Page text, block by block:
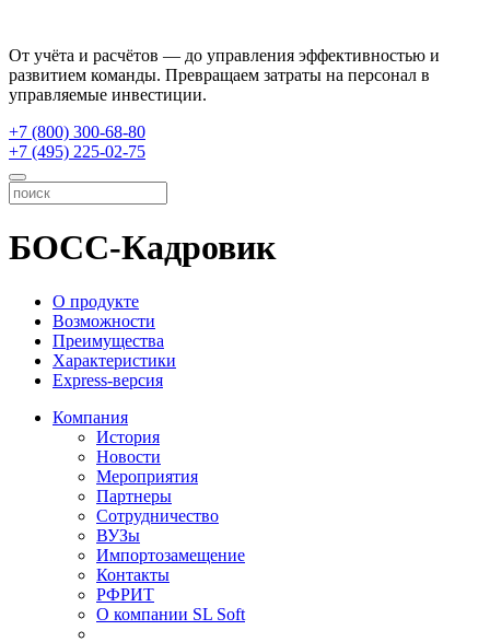
От учёта и расчётов — до управления эффективностью и
развитием команды. Превращаем затраты на персонал в
управляемые инвестиции.
+7 (800) 300-68-80
+7 (495) 225-02-75
БОСС-Кадровик
О продукте
Возможности
Преимущества
Характеристики
Express-версия
Компания
История
Новости
Мероприятия
Партнеры
Сотрудничество
ВУЗы
Импортозамещение
Контакты
РФРИТ
О компании SL Soft